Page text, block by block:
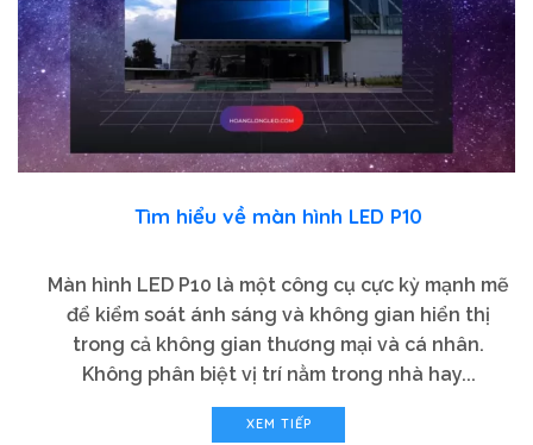
Tìm hiểu về màn hình LED P10
Màn hình LED P10 là một công cụ cực kỳ mạnh mẽ
để kiểm soát ánh sáng và không gian hiển thị
trong cả không gian thương mại và cá nhân.
Không phân biệt vị trí nằm trong nhà hay...
XEM TIẾP